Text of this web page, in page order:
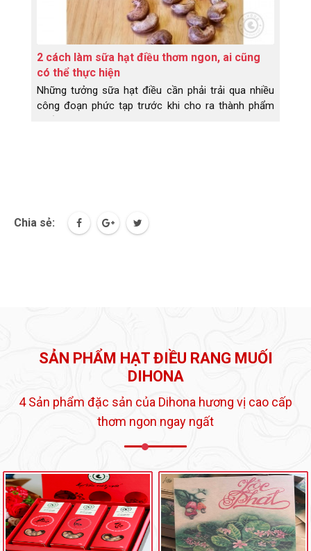
2 cách làm sữa hạt điều thơm ngon, ai cũng
có thể thực hiện
Những tưởng sữa hạt điều cần phải trải qua nhiều
công đoạn phức tạp trước khi cho ra thành phẩm
Chia sẻ:
SẢN PHẨM HẠT ĐIỀU RANG MUỐI
DIHONA
4 Sản phẩm đặc sản của Dihona hương vị cao cấp
thơm ngon ngay ngất